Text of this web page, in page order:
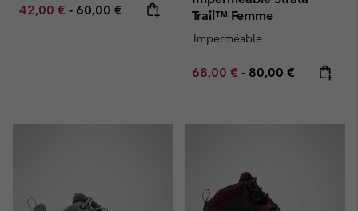
Minimum sale price:
42,00 € - Maximum price:
60,00 €
Trail™ Femme
Imperméable
Minimum sale price:
68,00 € - Maximum price:
80,00 €